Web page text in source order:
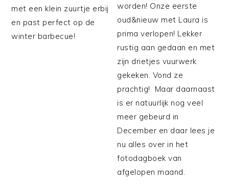
met een klein zuurtje erbij
en past perfect op de
winter barbecue!
worden! Onze eerste
oud&nieuw met Laura is
prima verlopen! Lekker
rustig aan gedaan en met
zijn drietjes vuurwerk
gekeken. Vond ze
prachtig! Maar daarnaast
is er natuurlijk nog veel
meer gebeurd in
December en daar lees je
nu alles over in het
fotodagboek van
afgelopen maand.